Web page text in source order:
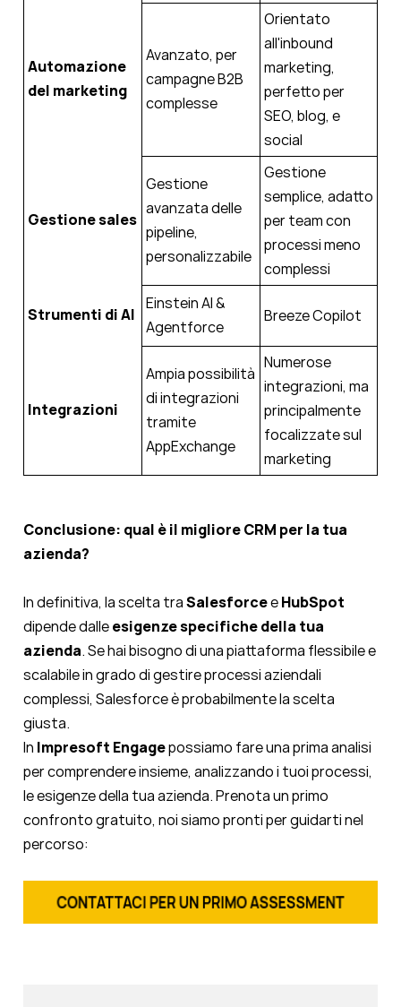
Automazione
del marketing
Avanzato, per
campagne B2B
complesse
Orientato
all'inbound
marketing,
perfetto per
SEO, blog, e
social
Gestione sales
Gestione
avanzata delle
pipeline,
personalizzabile
Gestione
semplice, adatto
per team con
processi meno
complessi
Strumenti di AI
Einstein AI &
Agentforce
Breeze Copilot
Integrazioni
Ampia possibilità
di integrazioni
tramite
AppExchange
Numerose
integrazioni, ma
principalmente
focalizzate sul
marketing
Conclusione: qual è il migliore CRM per la tua
azienda?
In definitiva, la scelta traSalesforceeHubSpot
dipende dalleesigenze specifiche della tua
azienda. Se hai bisogno di una piattaforma flessibile e
scalabile in grado di gestire processi aziendali
complessi, Salesforce è probabilmente la scelta
giusta.
In Impresoft Engagepossiamo fare una prima analisi
per comprendere insieme, analizzando i tuoi processi,
le esigenze della tua azienda. Prenota un primo
confronto gratuito, noi siamo pronti per guidarti nel
percorso: